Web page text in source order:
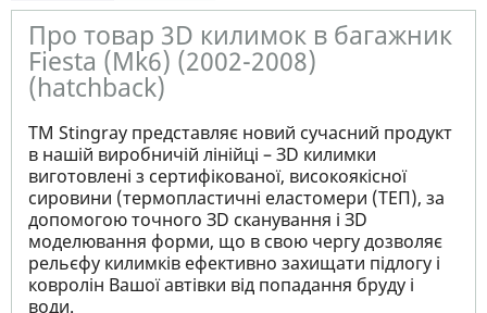
Про товар 3D килимок в багажник
Fiesta (Mk6) (2002-2008)
(hatchback)
ТМ Stingray представляє новий сучасний продукт
в нашій виробничій лінійці – ЗD килимки
виготовлені з сертифікованої, високоякісної
сировини (термопластичні еластомери (ТЕП), за
допомогою точного ЗD сканування і ЗD
моделювання форми, що в свою чергу дозволяє
рельєфу килимків ефективно захищати підлогу і
ковролін Вашої автівки від попадання бруду і
води.